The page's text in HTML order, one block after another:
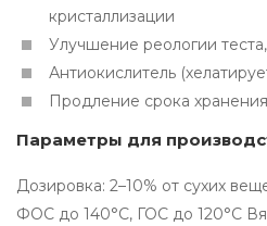
кристаллизации
Улучшение реологии
Антиокислитель
Продление срока хранения
Параметры для
Дозировка: 2–10% от сухих
ФОС до 140°C, ГОС до 120°C